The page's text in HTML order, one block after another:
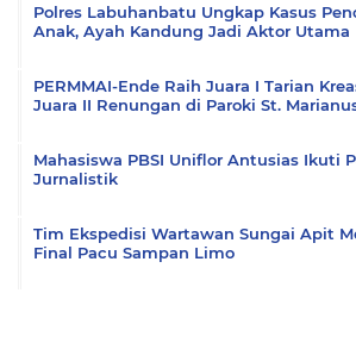
Polres Labuhanbatu Ungkap Kasus
Anak, Ayah Kandung Jadi Aktor Utama
PERMMAI-Ende Raih Juara I Tarian
Juara II Renungan di Paroki St.
Mahasiswa PBSI Uniflor Antusias Ikuti
Jurnalistik
Tim Ekspedisi Wartawan Sungai Apit
Final Pacu Sampan Limo